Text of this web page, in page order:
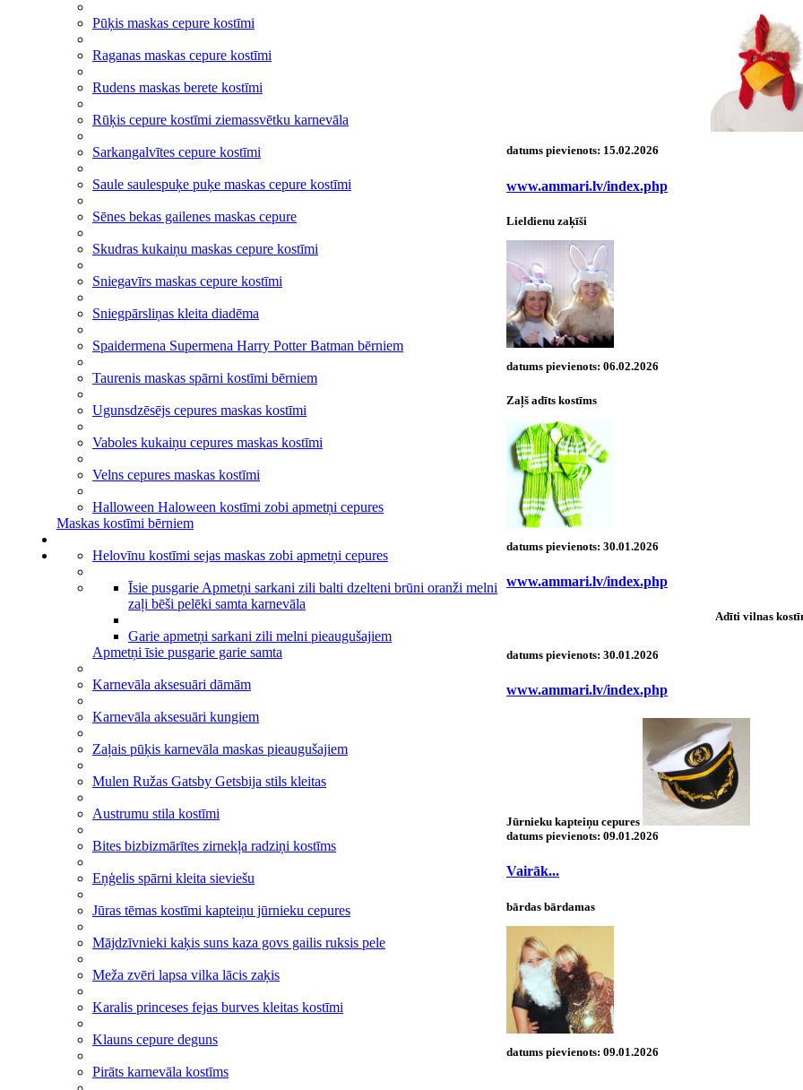
Pūķis maskas cepure kostīmi
Raganas maskas cepure kostīmi
Rudens maskas berete kostīmi
Rūķis cepure kostīmi ziemassvētku karnevāla
Sarkangalvītes cepure kostīmi
Saule saulespuķe puķe maskas cepure kostīmi
Sēnes bekas gailenes maskas cepure
Skudras kukaiņu maskas cepure kostīmi
Sniegavīrs maskas cepure kostīmi
Sniegpārsliņas kleita diadēma
Spaidermena Supermena Harry Potter Batman bērniem
Taurenis maskas spārni kostīmi bērniem
Ugunsdzēsējs cepures maskas kostīmi
Vaboles kukaiņu cepures maskas kostīmi
Velns cepures maskas kostīmi
Halloween Haloween kostīmi zobi apmetņi cepures
Maskas kostīmi bērniem
Helovīnu kostīmi sejas maskas zobi apmetņi cepures
Īsie pusgarie Apmetņi sarkani zili balti dzelteni brūni oranži melni
zaļi bēši pelēki samta karnevāla
Garie apmetņi sarkani zili melni pieaugušajiem
Apmetņi īsie pusgarie garie samta
Karnevāla aksesuāri dāmām
Karnevāla aksesuāri kungiem
Zaļais pūķis karnevāla maskas pieaugušajiem
Mulen Ružas Gatsby Getsbija stils kleitas
Austrumu stila kostīmi
Bites bizbizmārītes zirnekļa radziņi kostīms
Eņģelis spārni kleita sieviešu
Jūras tēmas kostīmi kapteiņu jūrnieku cepures
Mājdzīvnieki kaķis suns kaza govs gailis ruksis pele
Meža zvēri lapsa vilka lācis zaķis
Karalis princeses fejas burves kleitas kostīmi
Klauns cepure deguns
Pirāts karnevāla kostīms
datums pievienots: 15.02.2026
www.ammari.lv/index.php
Lieldienu zaķīši
datums pievienots: 06.02.2026
Zaļš adīts kostīms
datums pievienots: 30.01.2026
www.ammari.lv/index.php
Adīti vilnas
datums pievienots: 30.01.2026
www.ammari.lv/index.php
Jūrnieku kapteiņu cepures
datums pievienots: 09.01.2026
Vairāk...
bārdas bārdamas
datums pievienots: 09.01.2026